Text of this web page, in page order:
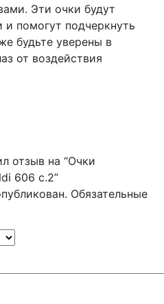
Эти очки будут
помогут подчеркнуть
будьте уверены в
от воздействия
отзыв на “Очки
606 c.2”
Обязательные